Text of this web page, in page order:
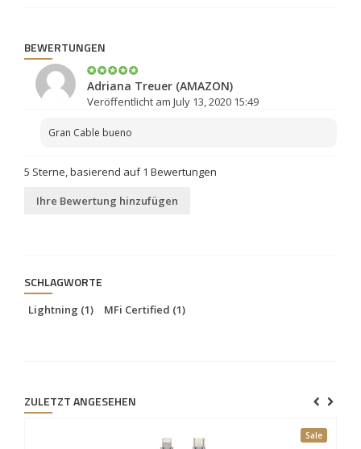
BEWERTUNGEN
Adriana Treuer (AMAZON)
Veröffentlicht am July 13, 2020 15:49
Gran Cable bueno
5 Sterne, basierend auf1 Bewertungen
Ihre Bewertung hinzufügen
SCHLAGWORTE
Lightning (1) MFi Certified (1)
ZULETZT ANGESEHEN
Sale